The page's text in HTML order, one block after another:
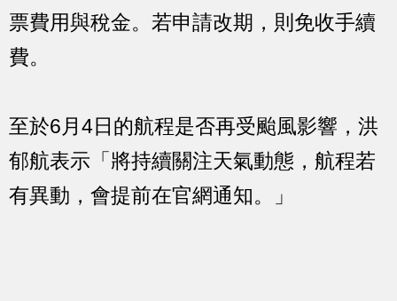
票費用與稅金。若申請改期，則免收手續
費。
至於6月4日的航程是否再受颱風影響，洪
郁航表示「將持續關注天氣動態，航程若
有異動，會提前在官網通知。」